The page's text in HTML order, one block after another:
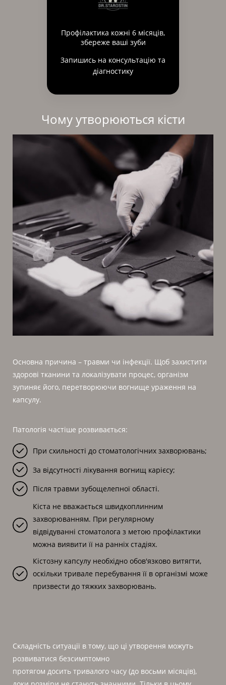
Профілактика кожні 6 місяців,
збереже ваші зуби
Запишись на консультацію та
діагностику
Чому утворюються кісти
Основна причина – травми чи інфекції. Щоб захистити
здорові тканини та локалізувати процес, організм
зупиняє його, перетворюючи вогнище ураження на
капсулу.
Патологія частіше розвивається:
При схильності до стоматологічних захворювань;
За відсутності лікування вогнищ карієсу;
Після травми зубощелепної області.
Кіста не вважається швидкоплинним
захворюванням. При регулярному
відвідуванні стоматолога з метою профілактики
можна виявити її на ранніх стадіях.
Кістозну капсулу необхідно обов'язково витягти,
оскільки тривале перебування її в організмі може
призвести до тяжких захворювань.
Складність ситуації в тому, що ці утворення можуть
розвиватися безсимптомно
протягом досить тривалого часу (до восьми місяців),